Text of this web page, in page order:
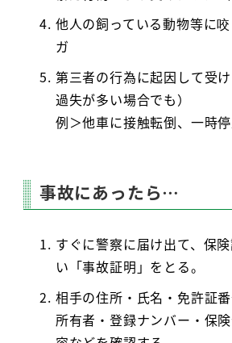
他人の飼っている動物等に
ガ
第三者の行為に起因して受
過失が多い場合でも）
例＞他車に接触転倒、一時
事故にあったら…
すぐに警察に届け出て、保
い「事故証明」をとる。
相手の住所・氏名・免許証
所有者・登録ナンバー・保